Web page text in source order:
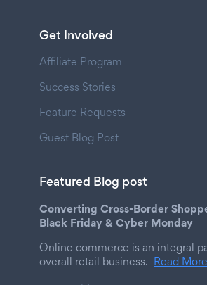
Get Involved
Affiliate Program
Success Stories
Feature Requests
Guest Blog Post
Featured Blog post
Converting Cross-Border
Black Friday & Cyber Monday
Online commerce is an integral
overall retail business. Read More